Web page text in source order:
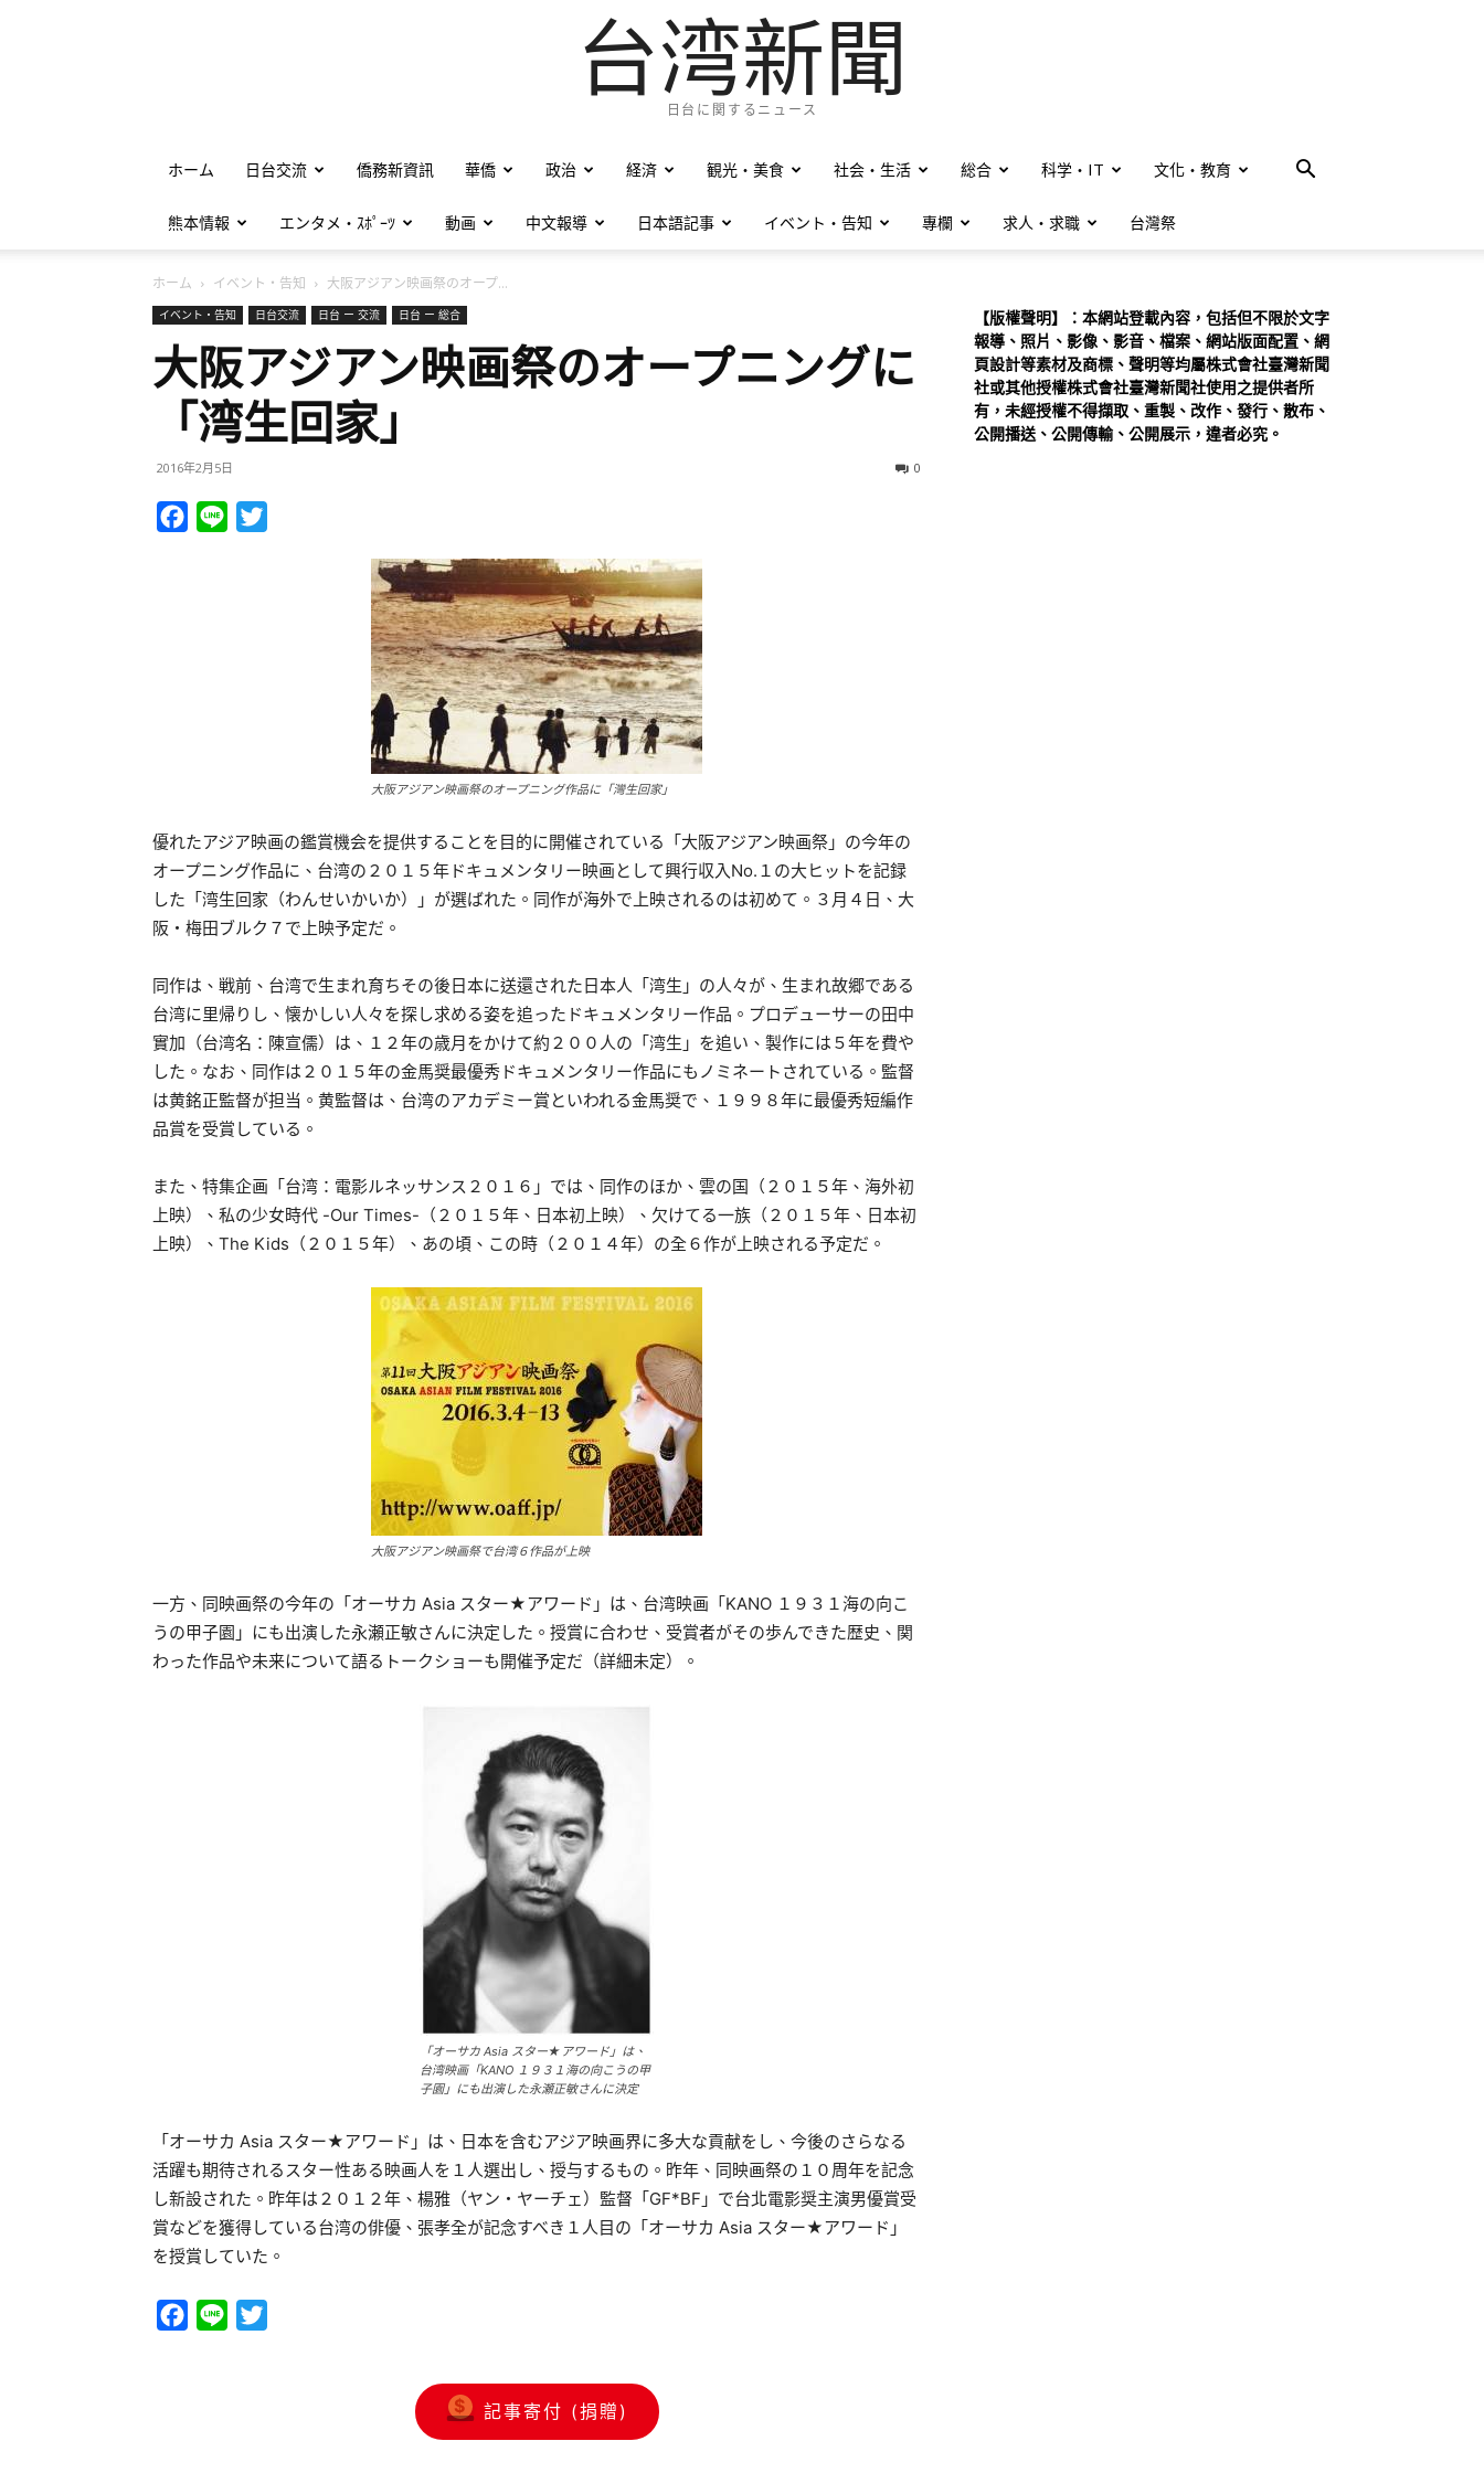
台湾新聞
日台に関するニュース
ホーム 日台交流 僑務新資訊 華僑 政治 経済 観光・美食 社会・生活 総合 科学・IT 文化・教育
熊本情報 エンタメ・ｽﾎﾟｰﾂ 動画 中文報導 日本語記事 イベント・告知 專欄 求人・求職 台灣祭
ホーム イベント・告知 大阪アジアン映画祭のオープ...
イベント・告知 日台交流 日台 ー 交流 日台 ー 総合
大阪アジアン映画祭のオープニングに
「湾生回家」
2016年2月5日 0
Facebook
Line
大阪アジアン映画祭のオープニング作品に「灣生回家」
優れたアジア映画の鑑賞機会を提供することを目的に開催されている「大阪アジアン映画祭」の今年の
オープニング作品に、台湾の２０１５年ドキュメンタリー映画として興行収入No.１の大ヒットを記録
した「湾生回家（わんせいかいか）」が選ばれた。同作が海外で上映されるのは初めて。３月４日、大
阪・梅田ブルク７で上映予定だ。
同作は、戦前、台湾で生まれ育ちその後日本に送還された日本人「湾生」の人々が、生まれ故郷である
台湾に里帰りし、懐かしい人々を探し求める姿を追ったドキュメンタリー作品。プロデューサーの田中
實加（台湾名：陳宣儒）は、１２年の歳月をかけて約２００人の「湾生」を追い、製作には５年を費や
した。なお、同作は２０１５年の金馬奨最優秀ドキュメンタリー作品にもノミネートされている。監督
は黄銘正監督が担当。黄監督は、台湾のアカデミー賞といわれる金馬奨で、１９９８年に最優秀短編作
品賞を受賞している。
また、特集企画「台湾：電影ルネッサンス２０１６」では、同作のほか、雲の国（２０１５年、海外初
上映）、私の少女時代 -Our Times-（２０１５年、日本初上映）、欠けてる一族（２０１５年、日本初
上映）、The Kids（２０１５年）、あの頃、この時（２０１４年）の全６作が上映される予定だ。
大阪アジアン映画祭で台湾６作品が上映
一方、同映画祭の今年の「オーサカ Asia スター★アワード」は、台湾映画「KANO １９３１海の向こ
うの甲子園」にも出演した永瀬正敏さんに決定した。授賞に合わせ、受賞者がその歩んできた歴史、関
わった作品や未来について語るトークショーも開催予定だ（詳細未定）。
「オーサカ Asia スター★アワード」は、
台湾映画「KANO １９３１海の向こうの甲
子園」にも出演した永瀬正敏さんに決定
「オーサカ Asia スター★アワード」は、日本を含むアジア映画界に多大な貢献をし、今後のさらなる
活躍も期待されるスター性ある映画人を１人選出し、授与するもの。昨年、同映画祭の１０周年を記念
し新設された。昨年は２０１２年、楊雅（ヤン・ヤーチェ）監督「GF*BF」で台北電影奨主演男優賞受
賞などを獲得している台湾の俳優、張孝全が記念すべき１人目の「オーサカ Asia スター★アワード」
を授賞していた。
Facebook
Line
記事寄付 (捐贈)
【版權聲明】：本網站登載內容，包括但不限於文字
報導、照片、影像、影音、檔案、網站版面配置、網
頁設計等素材及商標、聲明等均屬株式會社臺灣新聞
社或其他授權株式會社臺灣新聞社使用之提供者所
有，未經授權不得擷取、重製、改作、發行、散布、
公開播送、公開傳輸、公開展示，違者必究。